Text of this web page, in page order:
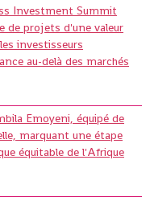
Investment Summit
de projets d'une valeur
investisseurs
au-delà des marchés
Emoyeni, équipé de
marquant une étape
équitable de l'Afrique